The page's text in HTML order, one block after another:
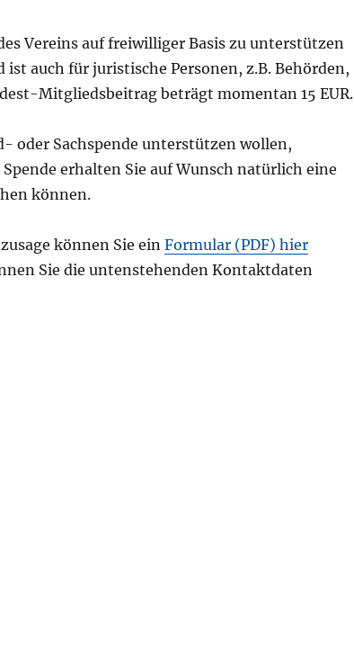
Vereins auf freiwilliger Basis zu unterstützen
auch für juristische Personen, z.B. Behörden,
Mitgliedsbeitrag beträgt momentan 15 EUR.
oder Sachspende unterstützen wollen,
erhalten Sie auf Wunsch natürlich eine
können.
können Sie einFormular (PDF) hier
Sie die untenstehenden Kontaktdaten